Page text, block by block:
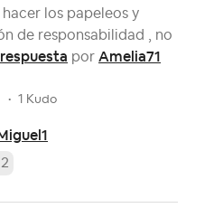
los papeleos y
de responsabilidad , no
por Amelia71
1 Kudo